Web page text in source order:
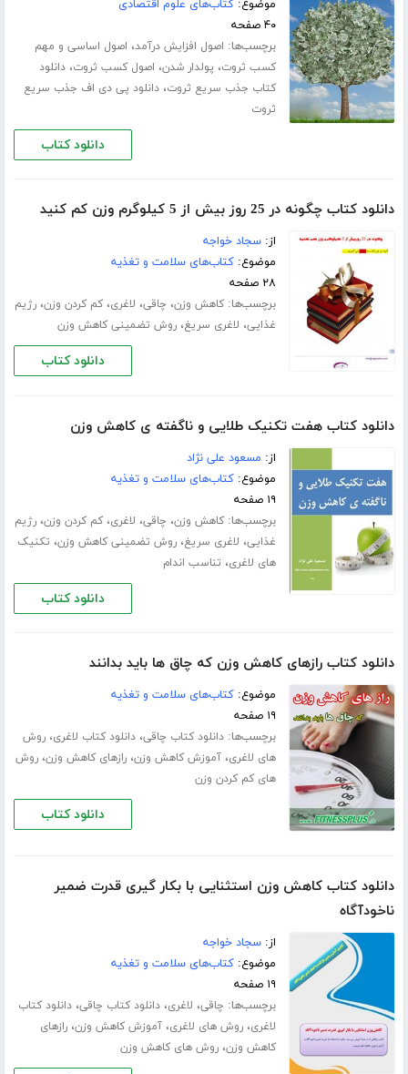
موضوع: کتاب‌های علوم اقتصادی
۴۰ صفحه
برچسب‌ها: اصول افزایش درآمد، اصول اساسی و مهم
کسب ثروت، پولدار شدن، اصول کسب ثروت،دانلود
کتاب جذب سریع ثروت،دانلود پی دی اف جذب سریع
ثروت
دانلود کتاب
دانلود کتاب چگونه در 25 روز بیش از 5 کیلوگرم وزن کم کنید
از:سجاد خواجه
موضوع:کتاب‌های سلامت و تغذیه
۲۸ صفحه
برچسب‌ها:کاهش وزن، چاقی، لاغری،کم کردن وزن،رژیم
غذایی، لاغری سریغ،روش تضمینی کاهش وزن
دانلود کتاب
دانلود کتاب هفت تکنیک طلایی و ناگفته ی کاهش وزن
از: مسعود علی نژاد
موضوع:کتاب‌های سلامت و تغذیه
۱۹ صفحه
برچسب‌ها:کاهش وزن، چاقی، لاغری،کم کردن وزن،رژیم
غذایی، لاغری سریغ،روش تضمینی کاهش وزن، تکنیک
های لاغری، تناسب اندام
دانلود کتاب
دانلود کتاب رازهای کاهش وزن که چاق ها باید بدانند
موضوع:کتاب‌های سلامت و تغذیه
۱۹ صفحه
برچسب‌ها:دانلود کتاب چاقی،دانلود کتاب لاغری،روش
های لاغری،آموزش کاهش وزن،رازهای کاهش وزن،روش
های کم کردن وزن
دانلود کتاب
دانلود کتاب کاهش وزن استثنایی با بکار گیری قدرت ضمیر
ناخودآگاه
از:سجاد خواجه
موضوع:کتاب‌های سلامت و تغذیه
۱۹ صفحه
برچسب‌ها: چاقی، لاغری،دانلود کتاب چاقی،دانلود کتاب
لاغری،روش های لاغری،آموزش کاهش وزن،رازهای
کاهش وزن،روش های کاهش وزن